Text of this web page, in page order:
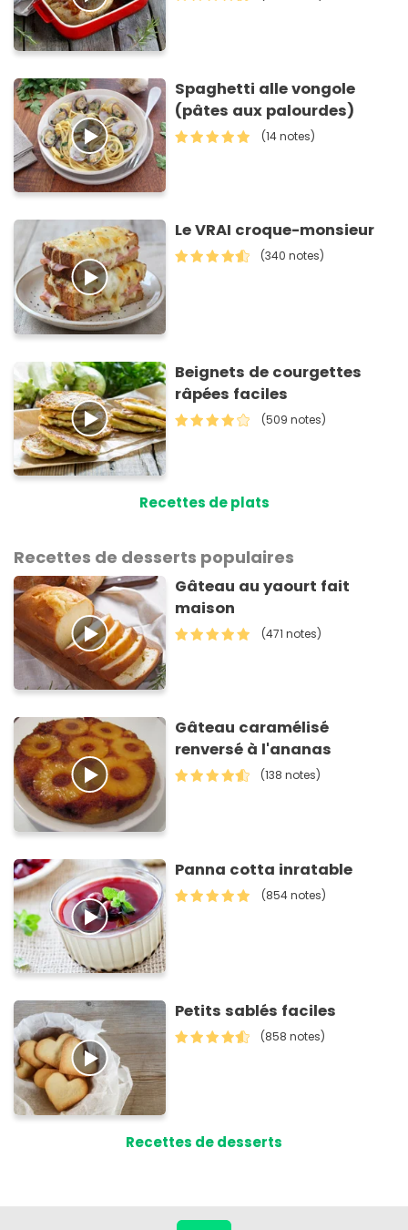
Spaghetti alle vongole
(pâtes aux palourdes)
(14 notes)
Le VRAI croque-monsieur
(340 notes)
Beignets de courgettes
râpées faciles
(509 notes)
Recettes de plats
Recettes de desserts populaires
Gâteau au yaourt fait
maison
(471 notes)
Gâteau caramélisé
renversé à l'ananas
(138 notes)
Panna cotta inratable
(854 notes)
Petits sablés faciles
(858 notes)
Recettes de desserts